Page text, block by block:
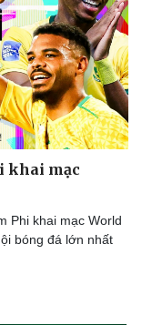
khai mạc
Phi khai mạc World
bóng đá lớn nhất